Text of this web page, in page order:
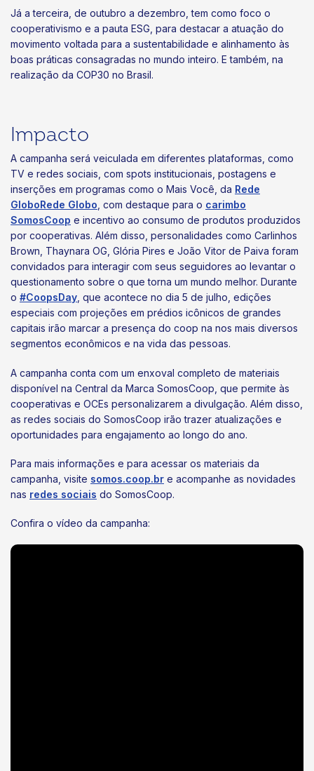
Já a terceira, de outubro a dezembro, tem como foco o
cooperativismo e a pauta ESG, para destacar a atuação do
movimento voltada para a sustentabilidade e alinhamento às
boas práticas consagradas no mundo inteiro. E também, na
realização da COP30 no Brasil.
Impacto
A campanha será veiculada em diferentes plataformas, como
TV e redes sociais, com spots institucionais, postagens e
inserções em programas como o Mais Você, da Rede
GloboRede Globo, com destaque para o carimbo
SomosCoop e incentivo ao consumo de produtos produzidos
por cooperativas. Além disso, personalidades como Carlinhos
Brown, Thaynara OG, Glória Pires e João Vitor de Paiva foram
convidados para interagir com seus seguidores ao levantar o
questionamento sobre o que torna um mundo melhor. Durante
o #CoopsDay, que acontece no dia 5 de julho, edições
especiais com projeções em prédios icônicos de grandes
capitais irão marcar a presença do coop na nos mais diversos
segmentos econômicos e na vida das pessoas.
A campanha conta com um enxoval completo de materiais
disponível na Central da Marca SomosCoop, que permite às
cooperativas e OCEs personalizarem a divulgação. Além disso,
as redes sociais do SomosCoop irão trazer atualizações e
oportunidades para engajamento ao longo do ano.
Para mais informações e para acessar os materiais da
campanha, visite somos.coop.br e acompanhe as novidades
nas redes sociais do SomosCoop.
Confira o vídeo da campanha: